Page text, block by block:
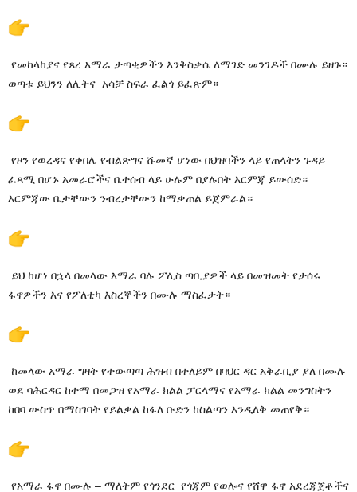
የመከላከያና የጸረ አማራ ታጣቂዎችን እንቅስቃሴ ለማገድ መንገዶች በሙሉ ይዘጉ።
ወጣቱ ይህንን ለሊትና አሳቻ ስፍራ ፈልጎ ይፈጽም።
የዞን የወረዳና የቀበሌ የብልጽግና ሹመኛ ሆነው በህዝባችን ላይ የጠላትን ጉዳይ
ፈጻሚ በሆኑ አመራሮችና ቤተሰብ ላይ ሁሉም በያሉበት እርምጃ ይውሰድ።
እርምጃው ቤታቸውን ንብረታቸውን ከማቃጠል ይጀምራል።
ይህ ከሆነ በኋላ በመላው እማራ ባሉ ፖሊስ ጣቢያዎች ላይ በመዝመት የታሰሩ
ፋኖዎችን እና የፖለቲካ እስረኞችን በሙሉ ማስፈታት።
ከመላው አማራ ግዛት የተውጣጣ ሕዝብ በተለይም በባህር ዳር አቅራቢያ ያለ በሙሉ
ወደ ባሕርዳር ከተማ በመጋዝ የአማራ ክልል ፓርላማና የአማራ ክልል መንግስትን
ከበባ ውስጥ በማስገባት የይልቃል ከፋለ ቡድን ከስልጣን እንዲለቅ መጠየቅ።
የአማራ ፋኖ በሙሉ – ማለትም የጎንደር የጎጃም የወሎና የሸዋ ፋኖ አደረጃጀቶችና